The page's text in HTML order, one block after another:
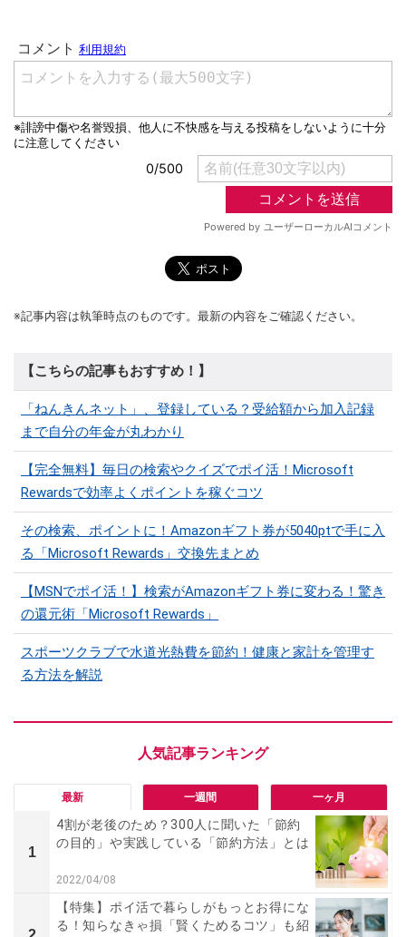
※記事内容は執筆時点のものです。最新の内容をご確認ください。
【こちらの記事もおすすめ！】
「ねんきんネット」、登録している？受給額から加入記録
まで自分の年金が丸わかり
【完全無料】毎日の検索やクイズでポイ活！Microsoft
Rewardsで効率よくポイントを稼ぐコツ
その検索、ポイントに！Amazonギフト券が5040ptで手に入
る「Microsoft Rewards」交換先まとめ
【MSNでポイ活！】検索がAmazonギフト券に変わる！驚き
の還元術「Microsoft Rewards」
スポーツクラブで水道光熱費を節約！健康と家計を管理す
る方法を解説
最新 一週間 一ヶ月
1
4割が老後のため？300人に聞いた「節約
の目的」や実践している「節約方法」とは
2022/04/08
【特集】ポイ活で暮らしがもっとお得にな
る！知らなきゃ損「賢くためるコツ」も紹